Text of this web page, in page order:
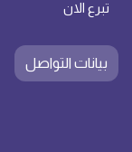
تبرع الان
بيانات التواصل